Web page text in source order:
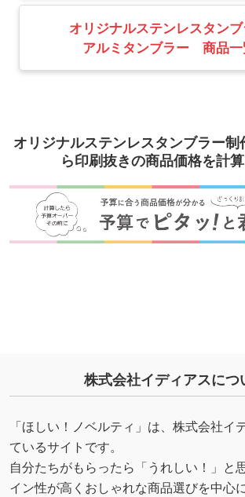
オリジナルステンレスタンブ
アルミタンブラー 商品一
オリジナルステンレスタンブラー
ら印刷抜きの商品価格を計
株式会社イディアスにつ
「ほしい！ノベルティ」は、株式会社イ
ているサイトです。
自分たちがもらったら「うれしい！」と
イン性が高くおしゃれな商品選びを中心